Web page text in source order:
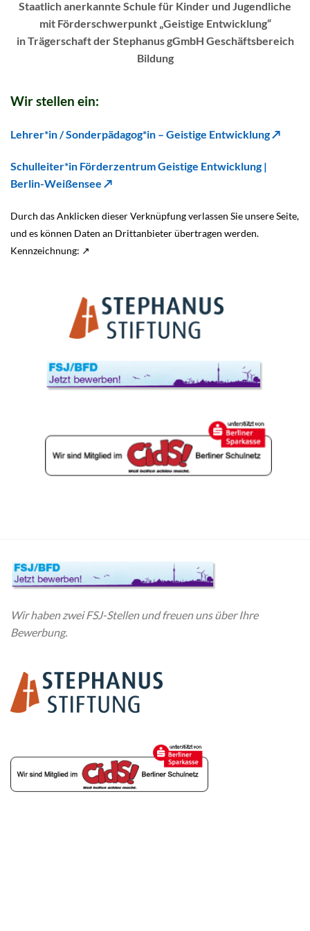
Staatlich anerkannte Schule für Kinder und Jugendliche
mit Förderschwerpunkt „Geistige Entwicklung“
in Trägerschaft der Stephanus gGmbH Geschäftsbereich
Bildung
Wir stellen ein:
Lehrer*in / Sonderpädagog*in – Geistige Entwicklung ↗
Schulleiter*in Förderzentrum Geistige Entwicklung |
Berlin-Weißensee ↗
Durch das Anklicken dieser Verknüpfung verlassen Sie unsere Seite,
und es können Daten an Drittanbieter übertragen werden.
Kennzeichnung: ↗
Wir haben zwei FSJ-Stellen und freuen uns über Ihre
Bewerbung.